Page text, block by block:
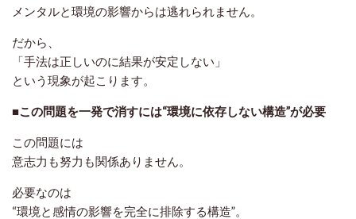
メンタルと環境の影響からは逃れられません。
だから、
「手法は正しいのに結果が安定しない」
という現象が起こります。
■この問題を一発で消すには“環境に依存しない構造”が必要
この問題には
意志力も努力も関係ありません。
必要なのは
“環境と感情の影響を完全に排除する構造”。